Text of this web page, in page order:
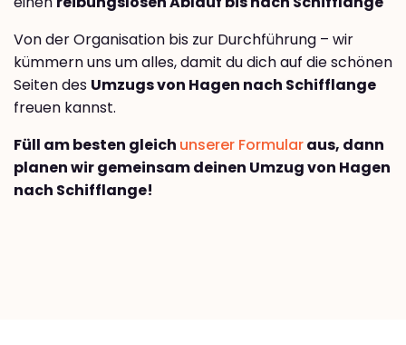
Von der Organisation bis zur Durchführung – wir
kümmern uns um alles, damit du dich auf die schönen
Seiten des Umzugs von Hagen nach Schifflange
freuen kannst.
Füll am besten gleich unserer Formularaus, dann
planen wir gemeinsam deinen Umzug von Hagen
nach Schifflange!